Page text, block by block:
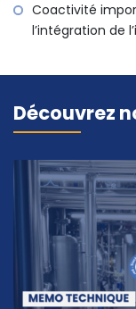
Coactivité
l’intégration de
Découvrez